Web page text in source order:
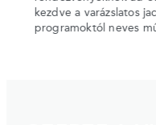
kezdve a varázslatos
programoktól neves